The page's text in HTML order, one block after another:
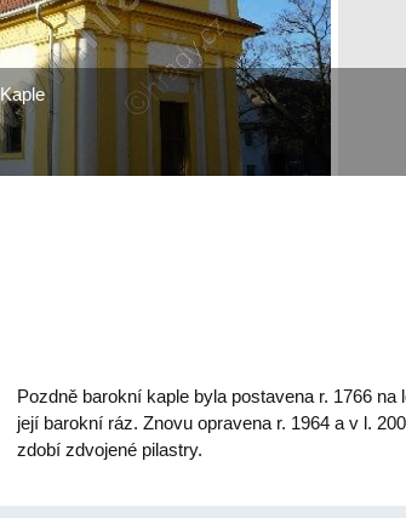
Pozdně barokní kaple byla postavena r. 1766
její barokní ráz. Znovu opravena r. 1964 a v l.
zdobí zdvojené pilastry.
Kaple